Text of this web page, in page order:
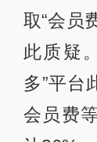
取“会员
此质疑
多”平台
会员费